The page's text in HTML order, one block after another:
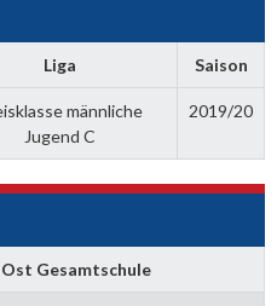
Liga Saison
männliche
Jugend C
2019/20
Gesamtschule